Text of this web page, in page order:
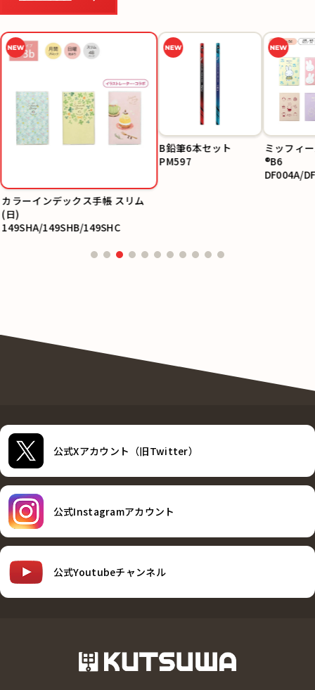
カラーインデックス手
SHC
B鉛筆6本セット
ミッフィ
®B6
DF004A/
公式Xアカウント（旧Twitter）
公式Instagramアカウント
公式Youtubeチャンネル